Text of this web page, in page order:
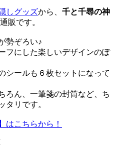
しグッズから、 千と千尋の神
販です。
勢ぞろい♪
フにした楽しいデザインのぽ
シールも６枚セットになって
ろん、一筆箋の封筒など、ち
タリです。
はこちらから！